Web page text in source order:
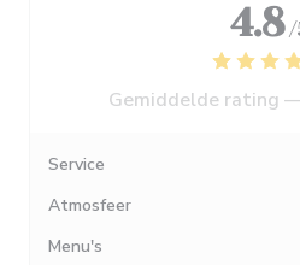
4.8 /
Gemiddelde rating
Service
Atmosfeer
Menu's